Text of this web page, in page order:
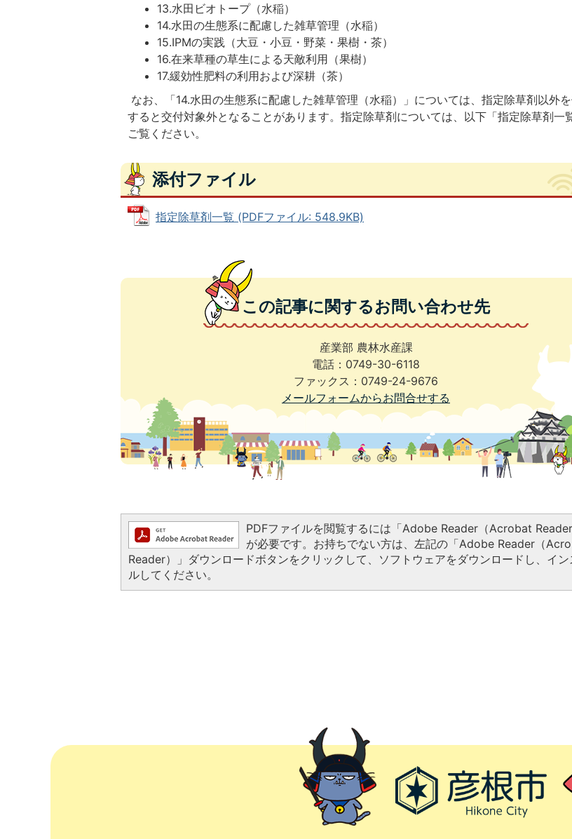
13.水田ビオトープ（水稲）
14.水田の生態系に配慮した雑草管理（水稲）
15.IPMの実践（大豆・小豆・野菜・果樹・茶）
16.在来草種の草生による天敵利用（果樹）
17.緩効性肥料の利用および深耕（茶）
なお、「14.水田の生態系に配慮した雑草管理（水稲）」については、指定除草剤以外
すると交付対象外となることがあります。指定除草剤については、以下「指定除草剤一
ご覧ください。
添付ファイル
指定除草剤一覧 (PDFファイル: 548.9KB)
この記事に関するお問い合わせ先
産業部 農林水産課
電話：0749-30-6118
ファックス：0749-24-9676
メールフォームからお問合せする
PDFファイルを閲覧するには「Adobe Reader（Acrobat Reader
が必要です。お持ちでない方は、左記の「Adobe Reader（
Reader）」ダウンロードボタンをクリックして、ソフトウェアをダウンロードし、イン
ルしてください。